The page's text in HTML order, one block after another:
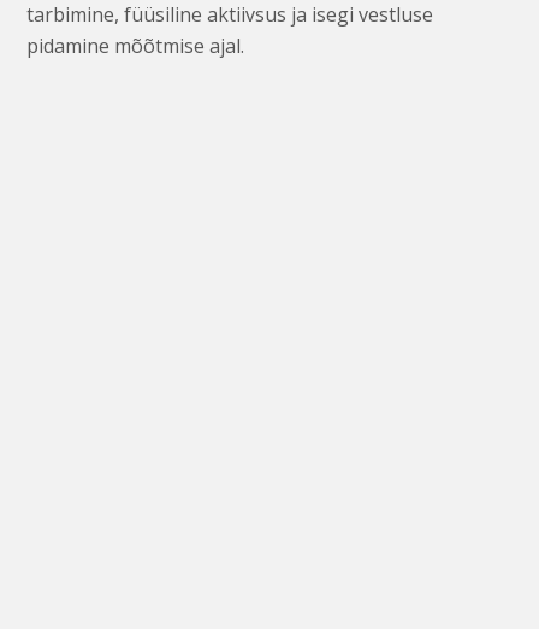
tarbimine, füüsiline aktiivsus ja isegi vestluse
pidamine mõõtmise ajal.